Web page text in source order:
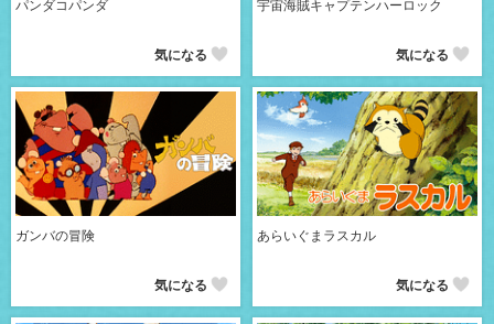
パンダコパンダ
気になる
宇宙海賊キャプテンハーロック
気になる
ガンバの冒険
気になる
あらいぐまラスカル
気になる